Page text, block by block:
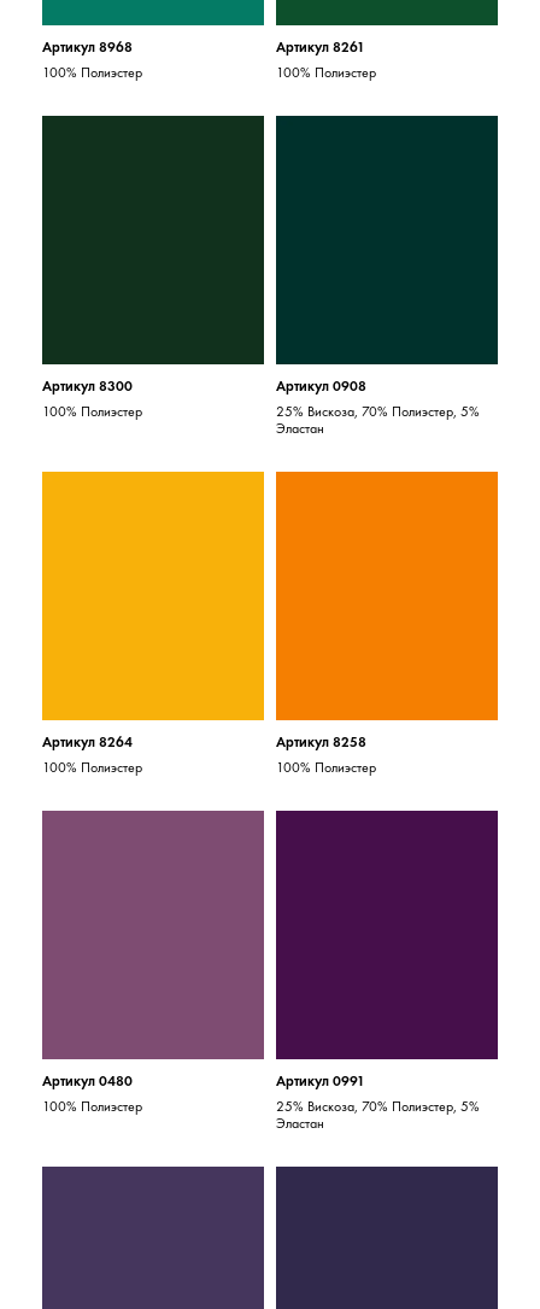
Артикул 8968
100% Полиэстер
Артикул 8261
100% Полиэстер
Артикул 8300
100% Полиэстер
Артикул 0908
25% Вискоза, 70% Полиэстер, 5%
Эластан
Артикул 8264
100% Полиэстер
Артикул 8258
100% Полиэстер
Артикул 0480
100% Полиэстер
Артикул 0991
25% Вискоза, 70% Полиэстер, 5%
Эластан